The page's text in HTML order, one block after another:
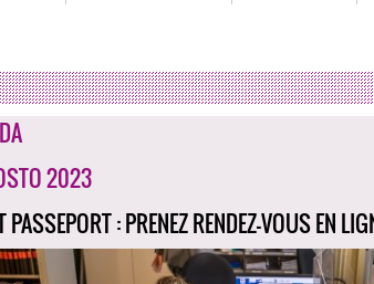
2023
PASSEPORT : PRENEZ RENDEZ-VOUS EN